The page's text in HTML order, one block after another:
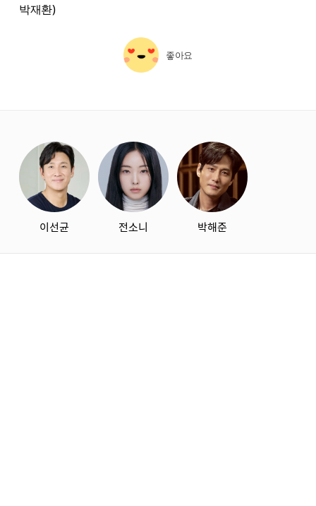
박재환)
좋아요
이선균 전소니 박해준